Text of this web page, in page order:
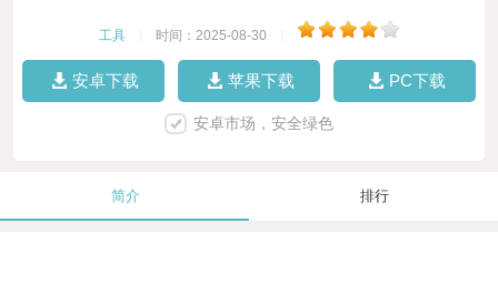
工具 时间：2025-08-30
安卓下载 苹果下载 PC下载
安卓市场，安全绿色
简介 排行